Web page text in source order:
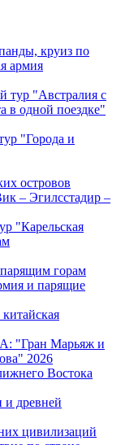
круиз по
армия
"Австралия с
в одной поездке"
"Города и
островов
– Эгилсстадир –
"Карельская
горам
и парящие
Марьяж и
2026
Востока
древней
цивилизаций